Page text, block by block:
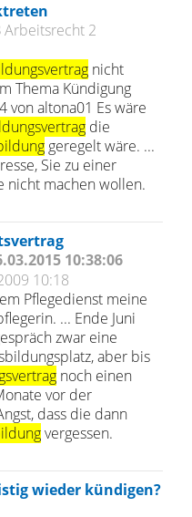
Arbeitsrecht 2
nicht
Thema Kündigung
von altona01 Es wäre
die
geregelt wäre. ...
Sie zu einer
nicht machen wollen.
10:38:06
10:18
Pflegedienst meine
... Ende Juni
zwar eine
aber bis
noch einen
vor der
dass die dann
vergessen.
wieder kündigen?